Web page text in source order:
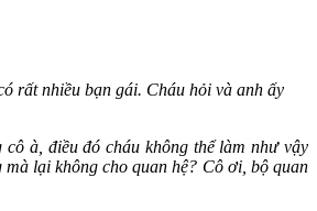
rất nhiều bạn gái. Cháu hỏi và anh ấy
à, điều đó cháu không thể làm như vậy
lại không cho quan hệ? Cô ơi, bộ quan